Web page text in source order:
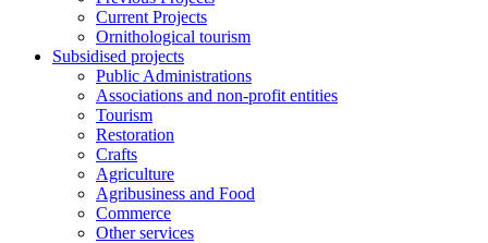
Current Projects
Ornithological tourism
Subsidised projects
Public Administrations
Associations and non-profit entities
Tourism
Restoration
Crafts
Agriculture
Agribusiness and Food
Commerce
Other services